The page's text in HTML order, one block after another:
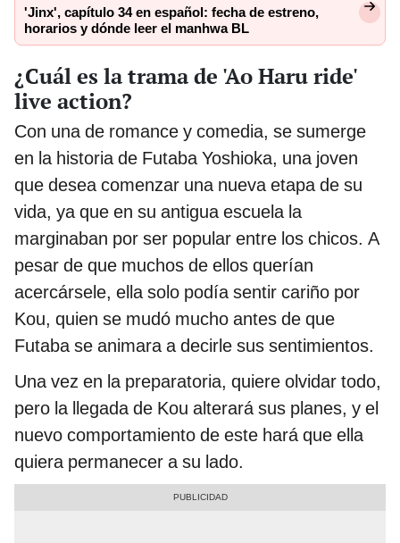
'Jinx', capítulo 34 en español: fecha de estreno,
horarios y dónde leer el manhwa BL
¿Cuál es la trama de 'Ao Haru ride'
live action?
Con una de romance y comedia, se sumerge
en la historia de Futaba Yoshioka, una joven
que desea comenzar una nueva etapa de su
vida, ya que en su antigua escuela la
marginaban por ser popular entre los chicos. A
pesar de que muchos de ellos querían
acercársele, ella solo podía sentir cariño por
Kou, quien se mudó mucho antes de que
Futaba se animara a decirle sus sentimientos.
Una vez en la preparatoria, quiere olvidar todo,
pero la llegada de Kou alterará sus planes, y el
nuevo comportamiento de este hará que ella
quiera permanecer a su lado.